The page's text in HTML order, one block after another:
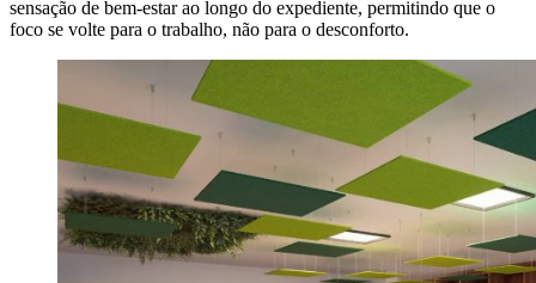
sensação de bem-estar ao longo do expediente, permitindo que o
foco se volte para o trabalho, não para o desconforto.